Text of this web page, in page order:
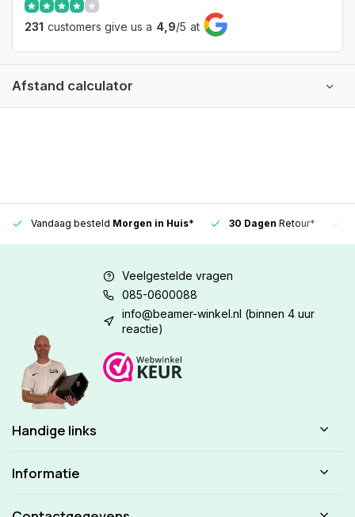
231 customers give us a 4,9/5 at
Afstand calculator
Vandaag besteld Morgen in Huis* 30 Dagen Retour*
Veelgestelde vragen
085-0600088
info@beamer-winkel.nl (binnen 4 uur
reactie)
Handige links
Informatie